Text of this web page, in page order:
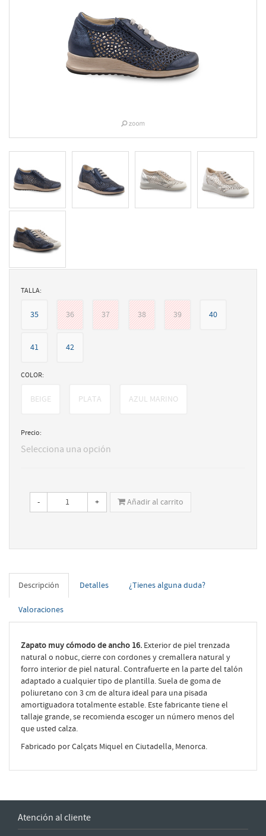
TALLA:
35 36 37 38 39 40
41 42
COLOR:
BEIGE PLATA AZUL MARINO
Precio:
Selecciona una opción
- + Añadir al carrito
Descripción Detalles ¿Tienes alguna duda?
Valoraciones
Zapato muy cómodo de ancho 16. Exterior de piel trenzada
natural o nobuc, cierre con cordones y cremallera natural y
forro interior de piel natural. Contrafuerte en la parte del talón
adaptado a cualquier tipo de plantilla. Suela de goma de
poliuretano con 3 cm de altura ideal para una pisada
amortiguadora totalmente estable. Este fabricante tiene el
tallaje grande, se recomienda escoger un número menos del
que usted calza.
Fabricado por Calçats Miquel en Ciutadella, Menorca.
Atención al cliente